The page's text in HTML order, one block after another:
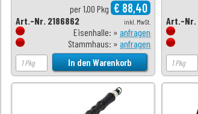
per 1,00 Pkg € 88,40
inkl. MwSt.
Art.-Nr. 2186862
Eisenhalle: » anfragen
Stammhaus: » anfragen
Art.-Nr.